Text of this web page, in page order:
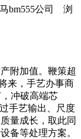
bm555公司 浏
附加值。鞭策超
来，手艺办事商
冲破高端芯
手艺输出、尺度
量成长，取此同
备等处理方案。